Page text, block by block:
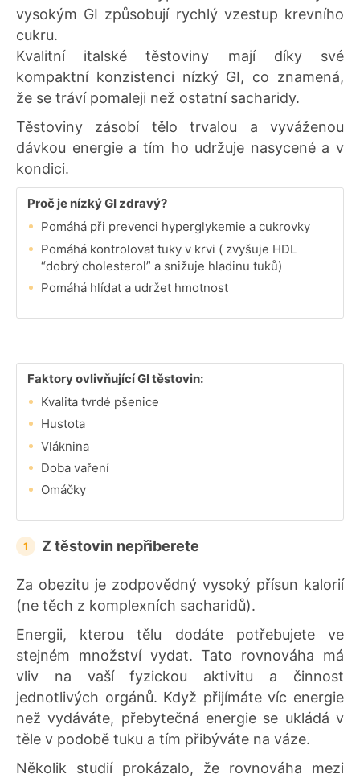
vysokým GI způsobují rychlý vzestup krevního
cukru.
Kvalitní italské těstoviny mají díky své
kompaktní konzistenci nízký GI, co znamená,
že se tráví pomaleji než ostatní sacharidy.
Těstoviny zásobí tělo trvalou a vyváženou
dávkou energie a tím ho udržuje nasycené a v
kondici.
Proč je nízký GI zdravý?
Pomáhá při prevenci hyperglykemie a cukrovky
Pomáhá kontrolovat tuky v krvi ( zvyšuje HDL
“dobrý cholesterol” a snižuje hladinu tuků)
Pomáhá hlídat a udržet hmotnost
Faktory ovlivňující GI těstovin:
Kvalita tvrdé pšenice
Hustota
Vláknina
Doba vaření
Omáčky
Z těstovin nepřiberete
Za obezitu je zodpovědný vysoký přísun kalorií
(ne těch z komplexních sacharidů).
Energii, kterou tělu dodáte potřebujete ve
stejném množství vydat. Tato rovnováha má
vliv na vaší fyzickou aktivitu a činnost
jednotlivých orgánů. Když přijímáte víc energie
než vydáváte, přebytečná energie se ukládá v
těle v podobě tuku a tím přibýváte na váze.
Několik studií prokázalo, že rovnováha mezi